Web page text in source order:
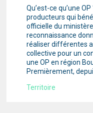
Qu’est-ce qu’une
producteurs qui
officielle du
reconnaissance
réaliser différentes
collective pour un
une OP en région
Premièrement,
Territoire